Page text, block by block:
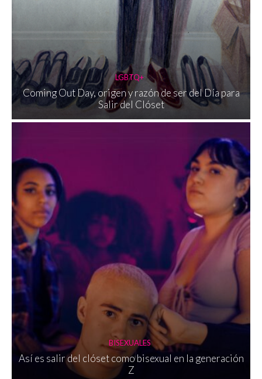
LGBTQ+
Coming Out Day, origen y razón de ser del Día para
Salir del Clóset
BISEXUALES
Así es salir del clóset como bisexual en la generación
Z